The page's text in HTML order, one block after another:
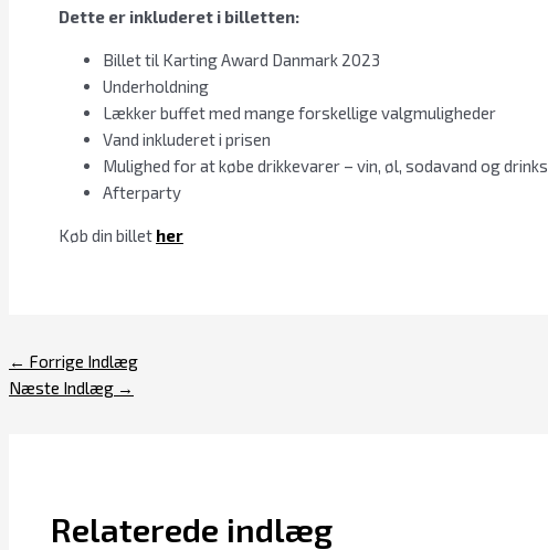
Dette er inkluderet i billetten:
Billet til Karting Award Danmark 2023
Underholdning
Lækker buffet med mange forskellige valgmuligheder
Vand inkluderet i prisen
Mulighed for at købe drikkevarer – vin, øl, sodavand og drinks
Afterparty
Køb din billet her
← Forrige Indlæg
Næste Indlæg →
Relaterede indlæg